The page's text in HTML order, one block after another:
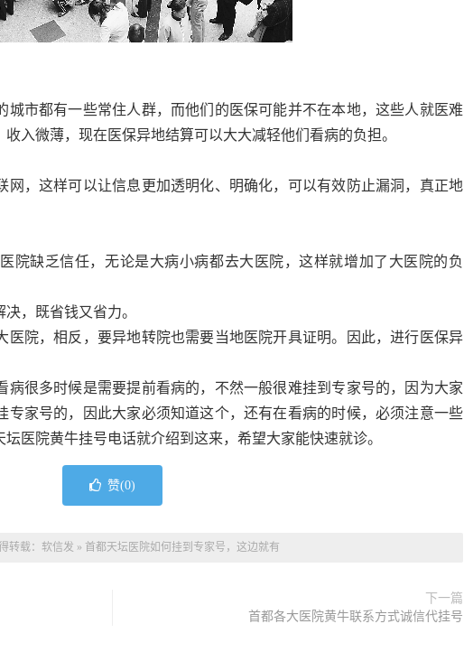
城市都有一些常住人群，而他们的医保可能并不在本地，这些人就医难
入微薄，现在医保异地结算可以大大减轻他们看病的负担。
网，这样可以让信息更加透明化、明确化，可以有效防止漏洞，真正地
院缺乏信任，无论是大病小病都去大医院，这样就增加了大医院的负
，既省钱又省力。
医院，相反，要异地转院也需要当地医院开具证明。因此，进行医保异
病很多时候是需要提前看病的，不然一般很难挂到专家号的，因为大家
专家号的，因此大家必须知道这个，还有在看病的时候，必须注意一些
医院黄牛挂号电话就介绍到这来，希望大家能快速就诊。
赞(0)
转载： 软信发 » 首都天坛医院如何挂到专家号，这边就有
下一篇
首都各大医院黄牛联系方式诚信代挂号